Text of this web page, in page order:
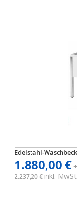
Edelstahl-
1.880,00 €
2.237,20 € inkl. MwSt